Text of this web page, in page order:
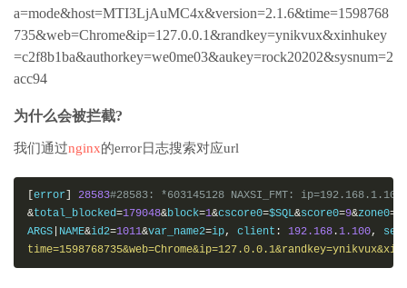
a=mode&host=MTI3LjAuMC4x&version=2.1.6&time=1598768
735&web=Chrome&ip=127.0.0.1&randkey=ynikvux&xinhukey
=c2f8b1ba&authorkey=we0me03&aukey=rock20202&sysnum=2
acc94
为什么会被拦截?
我们通过nginx的error日志搜索对应url
[error] 28583#28583: *603145128 NAXSI_FMT:
&total_blocked=179048&block=1&cscore0=$SQL&score0=9&zone0=
ARGS NAME&id2=1011&var_name2=ip, client : 192.168 . 1.100,